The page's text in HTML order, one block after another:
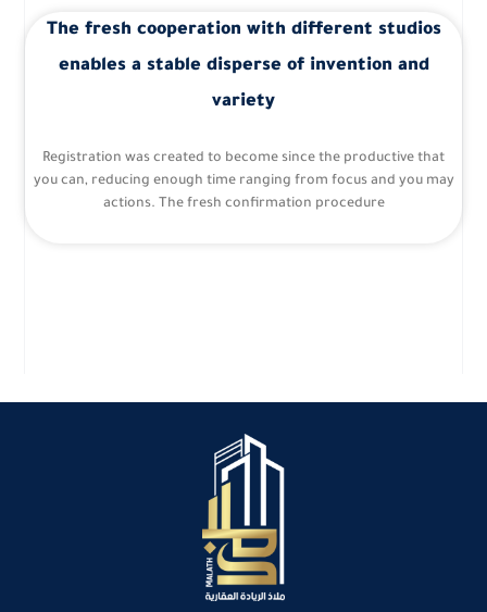
The fresh cooperation with different studios
enables a stable disperse of invention and
variety
Registration was created to become since the productive that
you can, reducing enough time ranging from focus and you may
actions. The fresh confirmation procedure